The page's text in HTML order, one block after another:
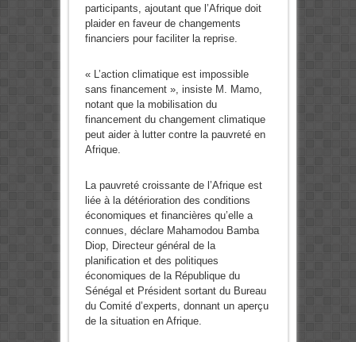
participants, ajoutant que l’Afrique doit
plaider en faveur de changements
financiers pour faciliter la reprise.
« L’action climatique est impossible
sans financement », insiste M. Mamo,
notant que la mobilisation du
financement du changement climatique
peut aider à lutter contre la pauvreté en
Afrique.
La pauvreté croissante de l’Afrique est
liée à la détérioration des conditions
économiques et financières qu’elle a
connues, déclare Mahamodou Bamba
Diop, Directeur général de la
planification et des politiques
économiques de la République du
Sénégal et Président sortant du Bureau
du Comité d’experts, donnant un aperçu
de la situation en Afrique.